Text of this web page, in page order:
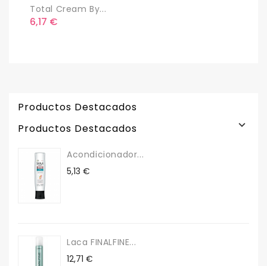
Total Cream By...
Precio
6,17 €
Productos Destacados
Productos Destacados

Acondicionador...
Precio
5,13 €
Laca FINALFINE...
Precio
12,71 €